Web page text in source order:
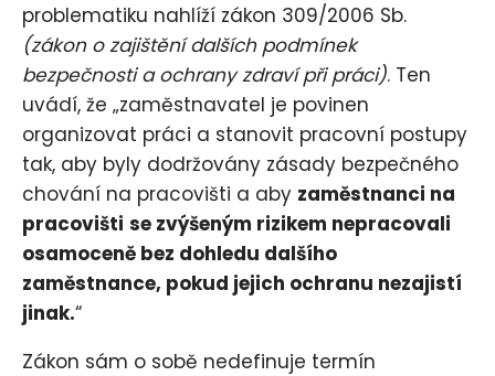
problematiku nahlíží zákon 309/2006 Sb.
(zákon o zajištění dalších podmínek
bezpečnosti a ochrany zdraví při práci). Ten
uvádí, že „zaměstnavatel je povinen
organizovat práci a stanovit pracovní postupy
tak, aby byly dodržovány zásady bezpečného
chování na pracovišti a aby zaměstnanci na
pracovišti se zvýšeným rizikem nepracovali
osamoceně bez dohledu dalšího
zaměstnance, pokud jejich ochranu nezajistí
jinak.“
Zákon sám o sobě nedefinuje termín